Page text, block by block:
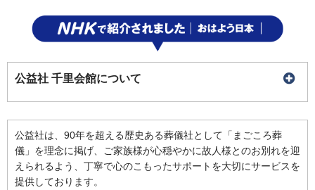
公益社 千里会館について
公益社は、90年を超える歴史ある葬儀社として「まごころ葬
儀」を理念に掲げ、ご家族様が心穏やかに故人様とのお別れを迎
えられるよう、丁寧で心のこもったサポートを大切にサービスを
提供しております。